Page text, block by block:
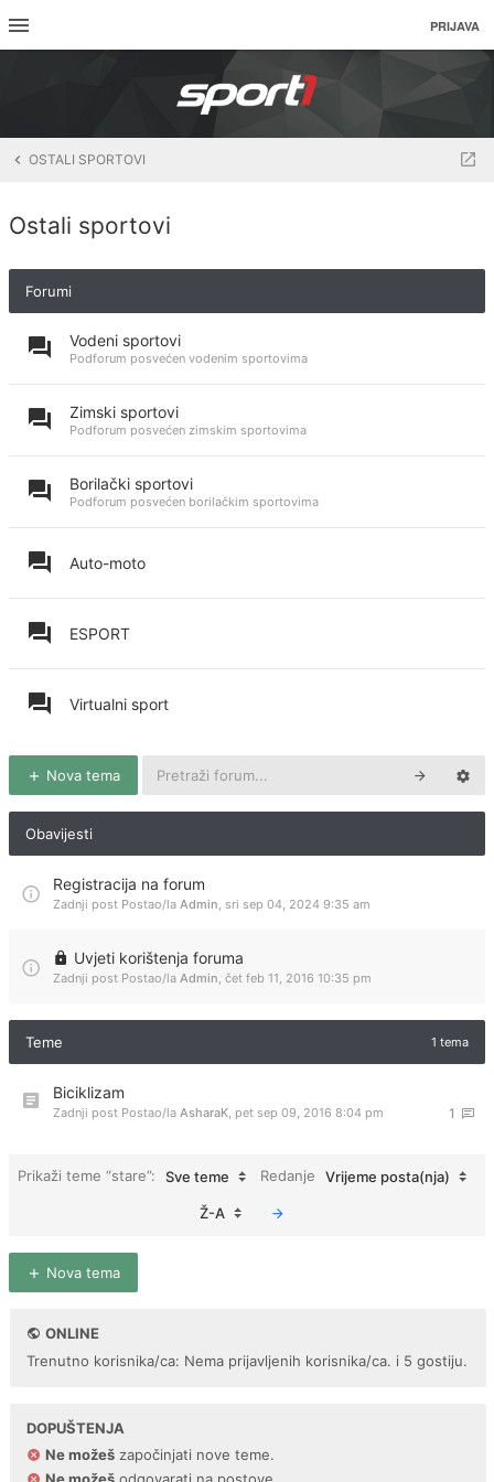
PRIJAVA
OSTALI SPORTOVI
Ostali sportovi
Forumi
Vodeni sportovi
Podforum posvećen vodenim sportovima
Zimski sportovi
Podforum posvećen zimskim sportovima
Borilački sportovi
Podforum posvećen borilačkim sportovima
Auto-moto
ESPORT
Virtualni sport
Nova tema
Obavijesti
Registracija na forum
Zadnji post Postao/la Admin, sri sep 04, 2024 9:35 am
Uvjeti korištenja foruma
Zadnji post Postao/la Admin, čet feb 11, 2016 10:35 pm
Teme 1 tema
Biciklizam
1
Zadnji post Postao/la AsharaK, pet sep 09, 2016 8:04 pm
Prikaži teme “stare”: Sve teme Redanje Vrijeme posta(nja)
Ž-A
Nova tema
ONLINE
Trenutno korisnika/ca: Nema prijavljenih korisnika/ca. i 5 gostiju.
DOPUŠTENJA
Ne možeš započinjati nove teme.